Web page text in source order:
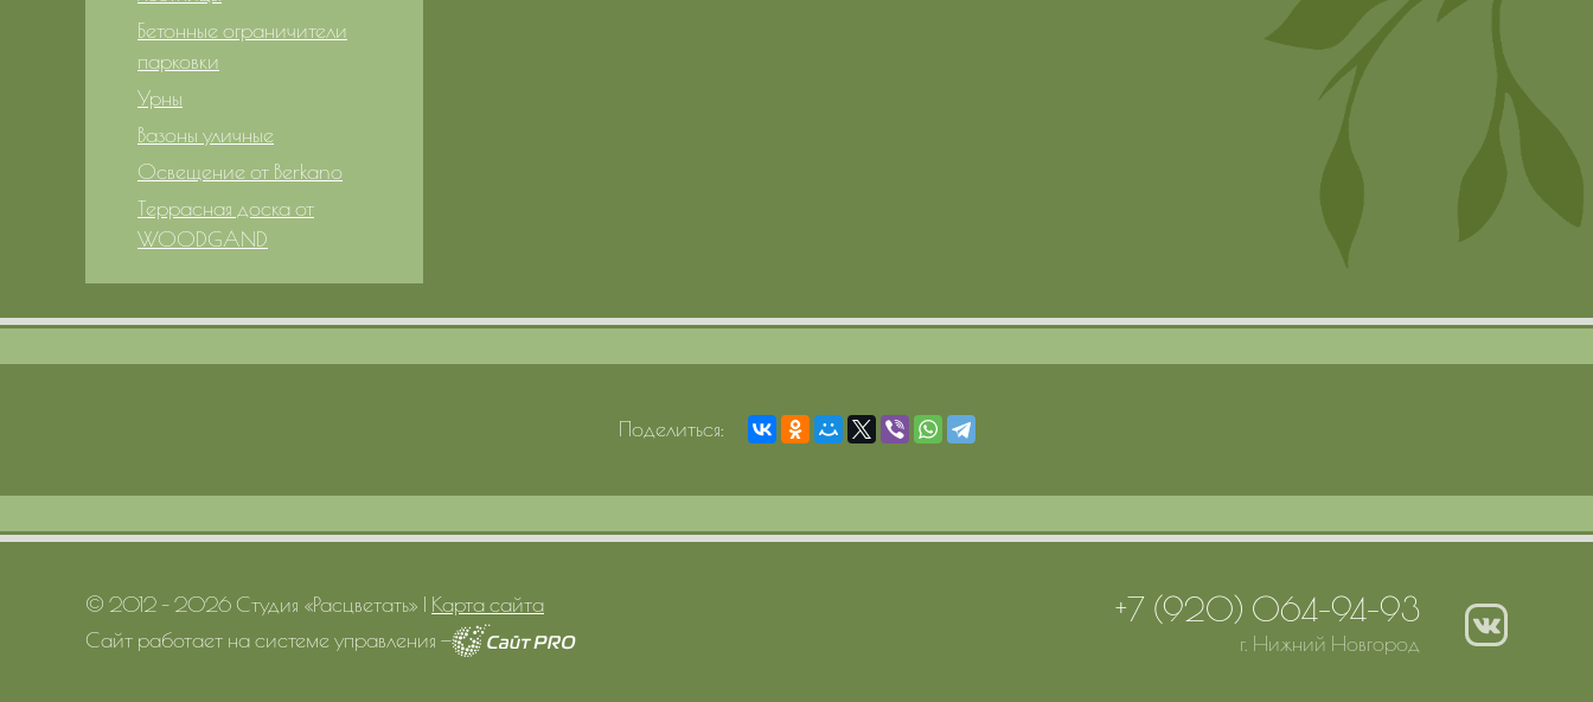
Бетонные ограничители
парковки
Урны
Вазоны уличные
Освещение от Berkano
Террасная доска от
WOODGAND
Поделиться:
© 2012 – 2026 Студия «Расцветать» | Карта сайта
Сайт работает на системе управления —
+7 (920) 064-94-93
г. Нижний Новгород